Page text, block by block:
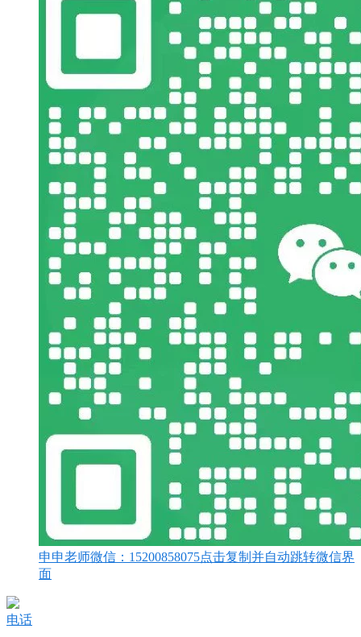
申申老师微信： 15200858075点击复制并自动跳转微信界
面
电话